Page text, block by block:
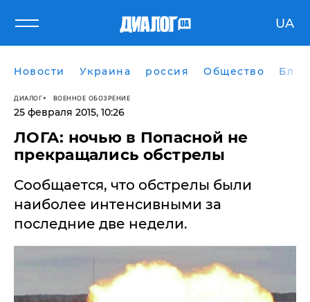
UA
Новости Украина россия Общество
ДИАЛОГ ВОЕННОЕ ОБОЗРЕНИЕ
25 февраля 2015, 10:26
ЛОГА: ночью в Попасной не
прекращались обстрелы
Сообщается, что обстрелы были
наиболее интенсивными за
последние две недели.